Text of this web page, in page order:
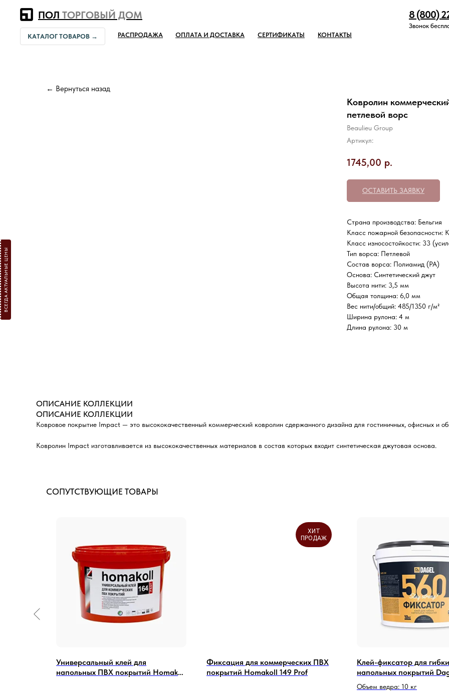
ВСЕГДА АКТУАЛЬНЫЕ ЦЕНЫ
ПОЛ ТОРГОВЫЙ ДОМ 8 (800)
РАСПРОДАЖА
КАТАЛОГ ТОВАРОВ → ОПЛАТА И ДОСТАВКА СЕРТИФИКАТЫ КОНТАКТЫ
Звонок
← Вернуться назад
Ковролин
петлевой ворс
Beaulieu Group
Артикул:
1745,00 р.
ОСТАВИТЬ ЗАЯВКУ
Страна производства: Бельгия
Класс пожарной безопасности:
Класс износостойкости: 33
Тип ворса: Петлевой
Состав ворса: Полиамид (РА)
Основа: Синтетический джут
Высота нити: 3,5 мм
Общая толщина: 6,0 мм
Вес нити/общий: 485/1350 г/м²
Ширина рулона: 4 м
Длина рулона: 30 м
ОПИСАНИЕ КОЛЛЕКЦИИ
ОПИСАНИЕ КОЛЛЕКЦИИ
Ковровое покрытие Impact — это высококачественный коммерческий ковролин сдержанного дизайна для гостиничных, офисных и
​Ковролин Impact изготавливается из высококачественных материалов в состав которых входит синтетическая джутовая основа.
СОПУТСТВУЮЩИЕ ТОВАРЫ
Универсальный клей для
напольных ПВХ покрытий Homakoll
ХИТ
ПРОДАЖ
Фиксация для коммерческих ПВХ
покрытий Homakoll 149 Prof
Клей-фиксатор для
напольных покрытий
кг
Объем ведра: 10 кг